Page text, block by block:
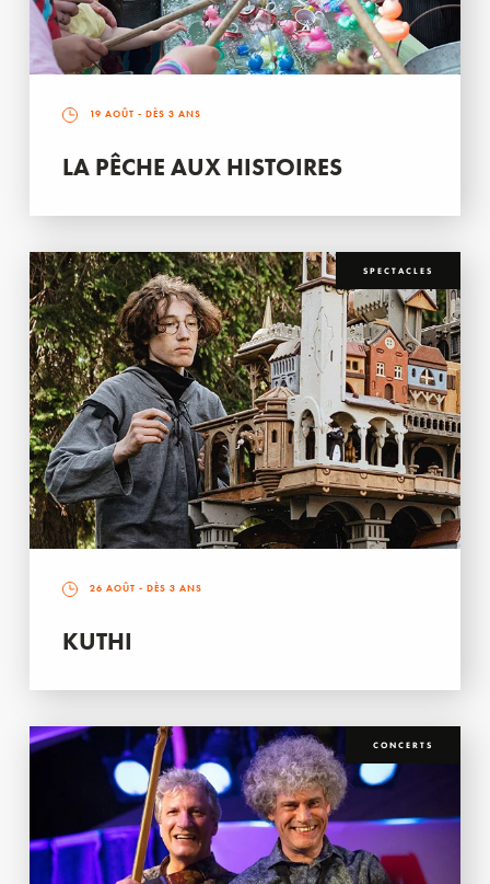
19 AOÛT - DÈS 3 ANS
LA PÊCHE AUX HISTOIRES
SPECTACLES
26 AOÛT - DÈS 3 ANS
KUTHI
CONCERTS